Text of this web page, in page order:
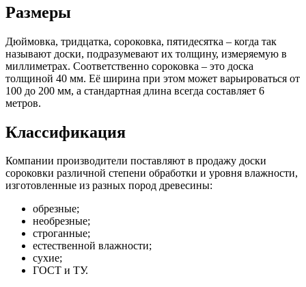
Размеры
Дюймовка, тридцатка, сороковка, пятидесятка – когда так
называют доски, подразумевают их толщину, измеряемую в
миллиметрах. Соответственно сороковка – это доска
толщиной 40 мм. Её ширина при этом может варьироваться от
100 до 200 мм, а стандартная длина всегда составляет 6
метров.
Классификация
Компании производители поставляют в продажу доски
сороковки различной степени обработки и уровня влажности,
изготовленные из разных пород древесины:
обрезные;
необрезные;
строганные;
естественной влажности;
сухие;
ГОСТ и ТУ.